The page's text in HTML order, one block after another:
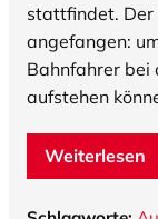
stattfindet. Der
angefangen:
Bahnfahrer bei
aufstehen
Weiterlesen